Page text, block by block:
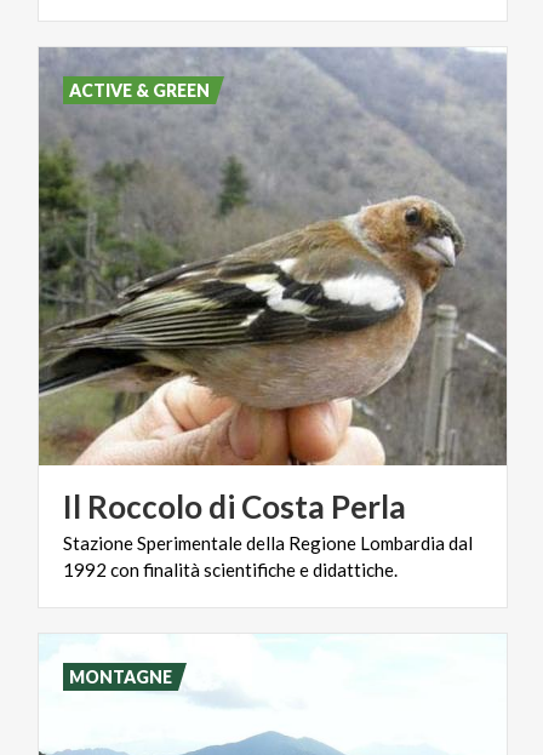
Il Roccolodi Costa Perla
StazioneSperimentaledella Regione Lombardiadal
1992 confinalitàscientificheedidattiche.
ACTIVE & GREEN
MONTAGNE